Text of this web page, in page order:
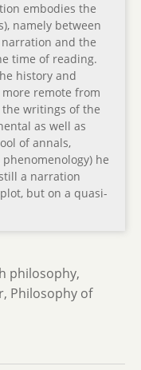
embodies the
namely between
and the
time of reading.
history and
remote from
writings of the
as well as
of annals,
he
a narration
but on a quasi-
philosophy,
Philosophy of